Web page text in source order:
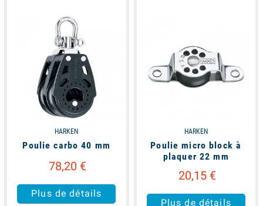
HARKEN
Poulie carbo 40 mm
78,20 €
Plus de détails
HARKEN
Poulie micro block à
plaquer 22 mm
20,15 €
Plus de détails